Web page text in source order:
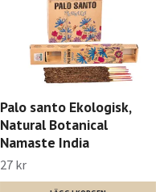
Palo santo Ekologisk,
Natural Botanical
Namaste India
27 kr